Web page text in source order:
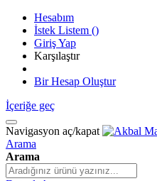
Hesabım
İstek Listem ()
Giriş Yap
Karşılaştır
Bir Hesap Oluştur
İçeriğe geç
Navigasyon aç/kapat
Arama
Arama